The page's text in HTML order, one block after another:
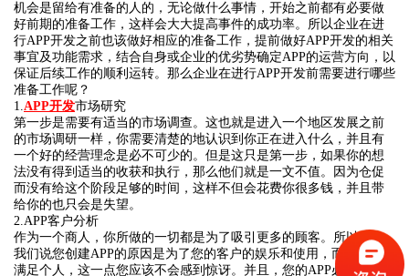
机会是留给有准备的人的，无论做什么事情，开始之前都有必要做
好前期的准备工作，这样会大大提高事件的成功率。所以企业在进
行APP开发之前也该做好相应的准备工作，提前做好APP开发的相关
事宜及功能需求，结合自身或企业的优劣势确定APP的运营方向，以
保证后续工作的顺利运转。那么企业在进行APP开发前需要进行哪些
准备工作呢？
1.APP开发市场研究
第一步是需要有适当的市场调查。这也就是进入一个地区发展之前
的市场调研一样，你需要清楚的地认识到你正在进入什么，并且有
一个好的经营理念是必不可少的。但是这只是第一步，如果你的想
法没有得到适当的收获和执行，那么他们就是一文不值。因为仓促
而没有给这个阶段足够的时间，这样不但会花费你很多钱，并且带
给你的也只会是失望。
2.APP客户分析
作为一个商人，你所做的一切都是为了吸引更多的顾客。所以，当
我们说您创建APP的原因是为了您的客户的娱乐和使用，而不是为了
满足个人，这一点您应该不会感到惊讶。并且，您的APP必须是对用